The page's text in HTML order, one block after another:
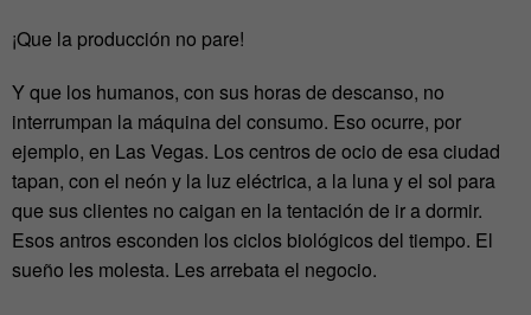
¡Que la producción no pare!
Y que los humanos, con sus horas de descanso, no
interrumpan la máquina del consumo. Eso ocurre, por
ejemplo, en Las Vegas. Los centros de ocio de esa ciudad
tapan, con el neón y la luz eléctrica, a la luna y el sol para
que sus clientes no caigan en la tentación de ir a dormir.
Esos antros esconden los ciclos biológicos del tiempo. El
sueño les molesta. Les arrebata el negocio.